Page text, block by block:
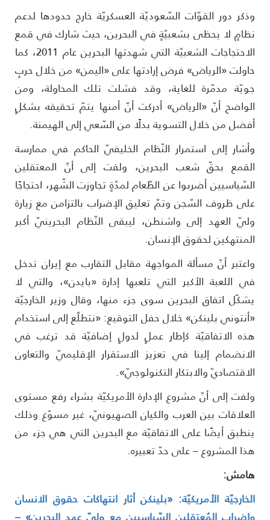
دور القوّات السّعوديّة العسكريّة خارج حدودها لدعم
لا يحظى بشعبيّةٍ في البحرين، حيث شارك في قمع
الاحتجاجات الشعبيّة التي شهدتها البحرين عام 2011، كما
«الرياض» فرض إرادتها على «اليمن» من خلال حربٍ
مدمّرة للغاية، وقد فشلت تلك المحاولة، ومن
أنّ «الرياض» أدركت أنّ أمنها يتمّ تحقيقه بشكلٍ
من خلال التسوية بدلًا من السّعي إلى الهيمنة.
إلى استمرار النّظام الخليفيّ الحاكم في ممارسة
بحقّ شعب البحرين، ولفت إلى أنّ المعتقلين
أضربوا عن الطّعام لمدّةٍ تجاوزت الشّهر، احتجاجًا
ظروف السّجن وتمّ تعليق الإضراب بالتزامن مع زيارة
العهد إلى واشنطن، ليبقى النّظام البحرينيّ أكبر
لحقوق الإنسان.
أنّ مسألة المواجهة مقابل التقارب مع إيران تدخل
اللعبة الأكبر التي تلعبها إدارة «بايدن»، والتي لا
اتفاق البحرين سوى جزء منها، وقال وزير الخارجيّة
بلينكن» خلال حفل التوقيع: «نتطلّع إلى استخدام
الاتفاقيّة كإطار عملٍ لدولٍ إضافيّة قد ترغب في
إلينا في تعزيز الاستقرار الإقليميّ والتعاون
والابتكار التكنولوجيّ».
إلى أنّ مشروع الإدارة الأمريكيّة بشراء رفع مستوى
بين العرب والكيان الصهيونيّ، غير مسوّغ وذلك
أيضًا على الاتفاقيّة مع البحرين التي هي جزء من
المشروع – على حدّ تعبيره.
الأمريكيّة: «بلينكن أثار انتهاكات حقوق الانسان